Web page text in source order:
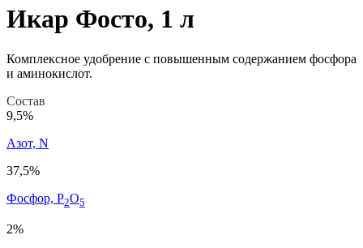
Икар Фосто, 1 л
Комплексное удобрение с повышенным содержанием фосфора
и аминокислот.
Состав
9,5%
Азот, N
37,5%
Фосфор, P2O5
2%